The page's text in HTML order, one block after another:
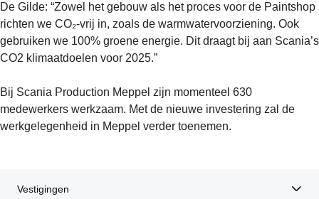
De Gilde: “Zowel het gebouw als het proces voor de Paintshop
richten we CO₂-vrij in, zoals de warmwatervoorziening. Ook
gebruiken we 100% groene energie. Dit draagt bij aan Scania’s
CO2 klimaatdoelen voor 2025.”
Bij Scania Production Meppel zijn momenteel 630
medewerkers werkzaam. Met de nieuwe investering zal de
werkgelegenheid in Meppel verder toenemen.
Vestigingen